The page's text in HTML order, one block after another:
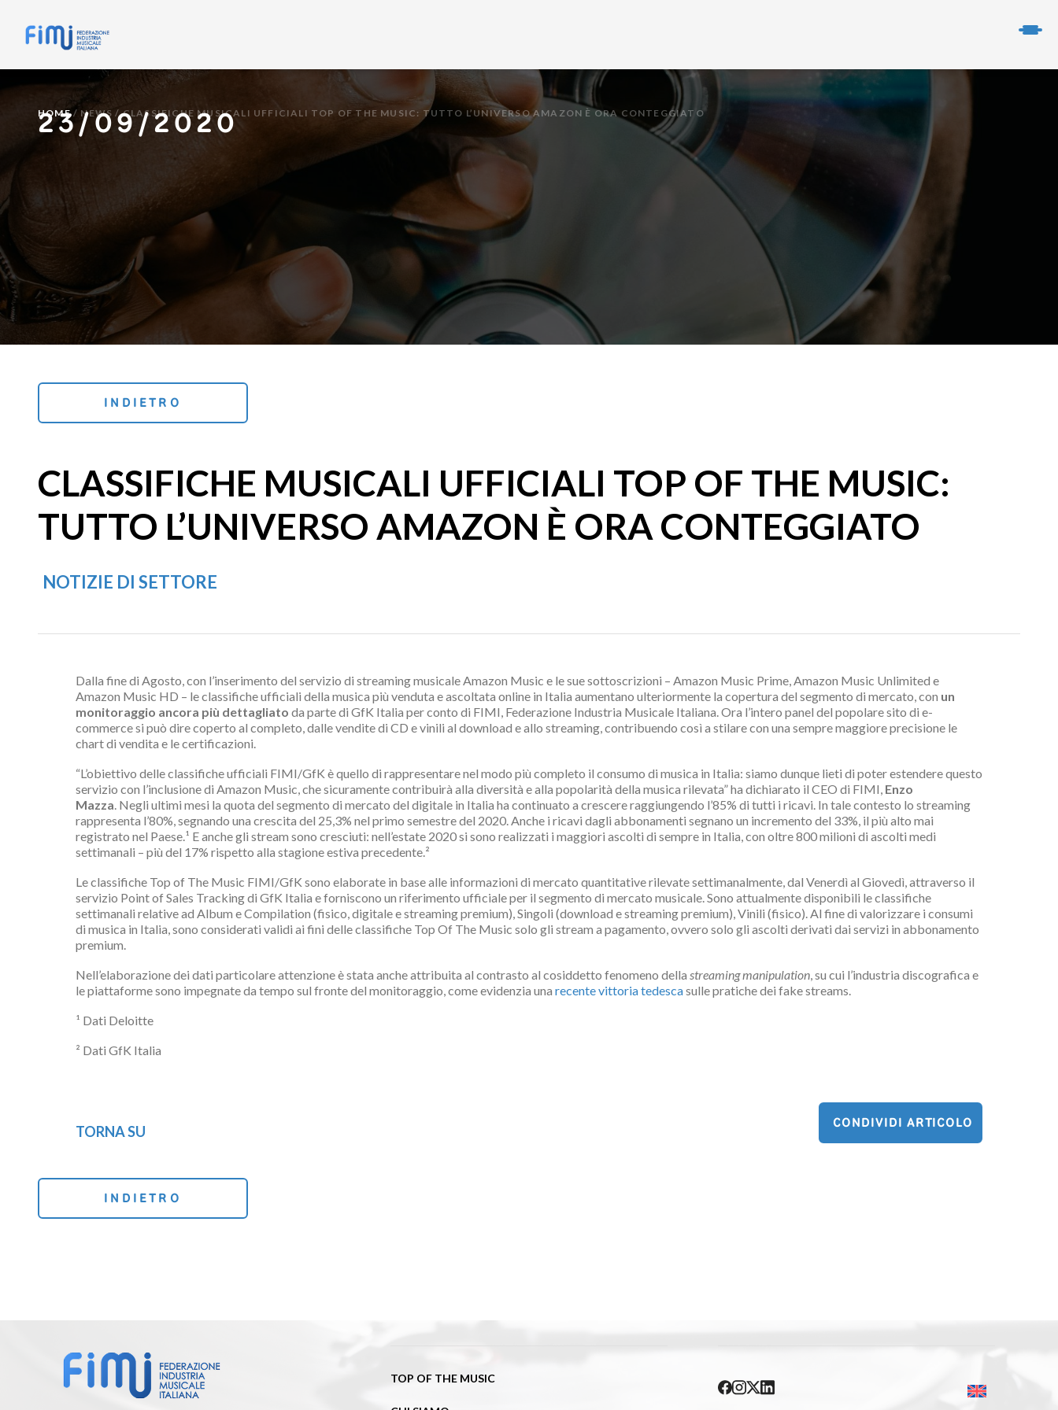
HOME/ NEWS /CLASSIFICHE MUSICALI UFFICIALI TOP OF THE MUSIC: TUTTO L’UNIVERSO AMAZON È ORA CONTEGGIATO
23/09/2020
INDIETRO
CLASSIFICHE MUSICALI UFFICIALI TOP OF THE MUSIC:
TUTTO L’UNIVERSO AMAZON È ORA CONTEGGIATO
NOTIZIE DI SETTORE
Dalla fine di Agosto, con l’inserimento del servizio di streaming musicale Amazon Music e le sue sottoscrizioni – Amazon Music Prime, Amazon Music Unlimited e
Amazon Music HD – le classifiche ufficiali della musica più venduta e ascoltata online in Italia aumentano ulteriormente la copertura del segmento di mercato, con un
monitoraggio ancora più dettagliato da parte di GfK Italia per conto di FIMI, Federazione Industria Musicale Italiana. Ora l’intero panel del popolare sito di e-
commerce si può dire coperto al completo, dalle vendite di CD e vinili al download e allo streaming, contribuendo così a stilare con una sempre maggiore precisione le
chart di vendita e le certificazioni.
“L’obiettivo delle classifiche ufficiali FIMI/GfK è quello di rappresentare nel modo più completo il consumo di musica in Italia: siamo dunque lieti di poter estendere questo
servizio con l’inclusione di Amazon Music, che sicuramente contribuirà alla diversità e alla popolarità della musica rilevata” ha dichiarato il CEO di FIMI, Enzo
Mazza. Negli ultimi mesi la quota del segmento di mercato del digitale in Italia ha continuato a crescere raggiungendo l’85% di tutti i ricavi. In tale contesto lo streaming
rappresenta l’80%, segnando una crescita del 25,3% nel primo semestre del 2020. Anche i ricavi dagli abbonamenti segnano un incremento del 33%, il più alto mai
registrato nel Paese.¹ E anche gli stream sono cresciuti: nell’estate 2020 si sono realizzati i maggiori ascolti di sempre in Italia, con oltre 800 milioni di ascolti medi
settimanali – più del 17% rispetto alla stagione estiva precedente.²
Le classifiche Top of The Music FIMI/GfK sono elaborate in base alle informazioni di mercato quantitative rilevate settimanalmente, dal Venerdì al Giovedì, attraverso il
servizio Point of Sales Tracking di GfK Italia e forniscono un riferimento ufficiale per il segmento di mercato musicale. Sono attualmente disponibili le classifiche
settimanali relative ad Album e Compilation (fisico, digitale e streaming premium), Singoli (download e streaming premium), Vinili (fisico). Al fine di valorizzare i consumi
di musica in Italia, sono considerati validi ai fini delle classifiche Top Of The Music solo gli stream a pagamento, ovvero solo gli ascolti derivati dai servizi in abbonamento
premium.
Nell’elaborazione dei dati particolare attenzione è stata anche attribuita al contrasto al cosiddetto fenomeno della streaming manipulation, su cui l’industria discografica e
le piattaforme sono impegnate da tempo sul fronte del monitoraggio, come evidenzia una recente vittoria tedescasulle pratiche dei fake streams.
¹ Dati Deloitte
² Dati GfK Italia
TORNA SU
CONDIVIDI ARTICOLO
INDIETRO
TOP OF THE MUSIC